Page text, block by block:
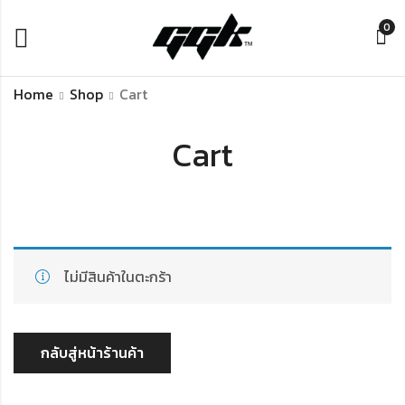
0
Cart
Home Shop Cart
ไม่มีสินค้าในตะกร้า
กลับสู่หน้าร้านค้า